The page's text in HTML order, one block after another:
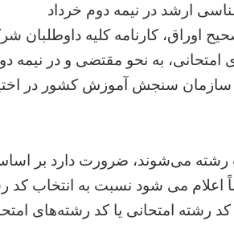
ارشد در نیمه دوم خرداد
اوراق‌، کارنامه کلیه‌ داوطلبان‌
امتحانی‌، به نحو مقتضی و در نیمه
سایت سازمان سنجش آموزش کشور در
رشته می‌شوند، ضرورت دارد بر
اعلام می شود نسبت به انتخاب کد
رشته امتحانی یا کد رشته‌های